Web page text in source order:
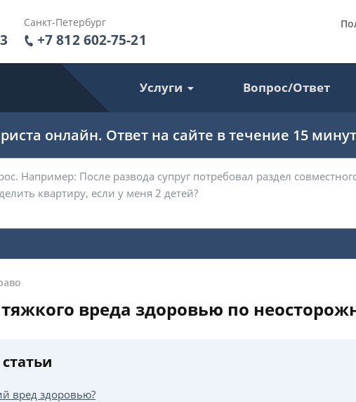
Санкт-Петербург
+7 812 602-75-21
Услуги Вопрос/Ответ
онлайн. Ответ на сайте в течение 15 минут
вреда здоровью по
вред здоровью?